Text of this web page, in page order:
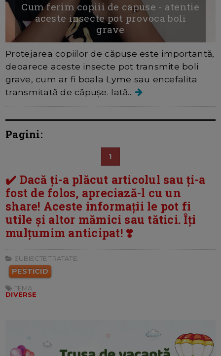
Cum ferim copiii de capuse - atentie
aceste insecte pot provoca boli
grave
Protejarea copiilor de căpușe este importantă,
deoarece aceste insecte pot transmite boli
grave, cum ar fi boala Lyme sau encefalita
transmitată de căpușe. Iată...
Pagini:
1
✔️ Dacă ți-a plăcut articolul sau ți-a
fost de folos, apreciază-l cu un
share! Aceste informații le pot fi
utile și altor mămici sau tătici. Îți
mulțumim anticipat! ❣️
SUBIECTE TRATATE:
PESTICID
TEMA:
DIVERSE